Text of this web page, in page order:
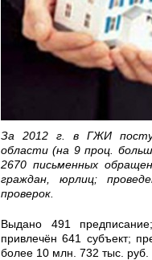
За 2012 г. в ГЖИ
области (на 9 проц.
2670 письменных
граждан, юрлиц;
проверок.
Выдано 491 предписание;
привлечён 641 субъект;
более 10 млн. 732 тыс. руб.